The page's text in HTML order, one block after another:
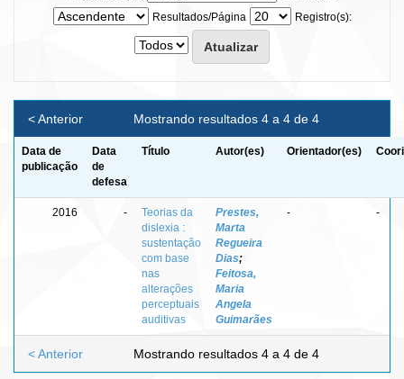
Resultados/Página
Registro(s):
Mostrando resultados 4 a 4 de 4
< Anterior
Data de
publicação
Data
de
defesa
Título Autor(es) Orientador(es)
2016 -
Teorias da
dislexia :
sustentação
com base
nas
alterações
perceptuais
auditivas
Prestes,
Marta
Regueira
Dias;
Feitosa,
Maria
Angela
Guimarães
- -
Mostrando resultados 4 a 4 de 4
< Anterior